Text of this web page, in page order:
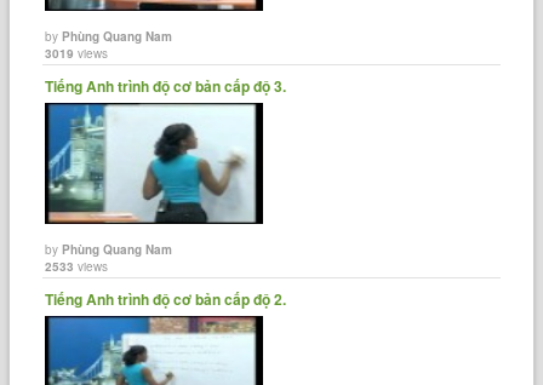
byPhùng Quang Nam
3019 views
Tiếng Anh trình độ cơ bản cấp độ 3.
byPhùng Quang Nam
2533 views
Tiếng Anh trình độ cơ bản cấp độ 2.